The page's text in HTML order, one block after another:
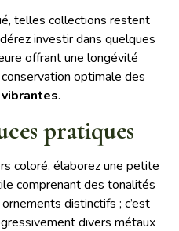
telles collections restent
investir dans quelques
offrant une longévité
conservation optimale des
.
pratiques
coloré, élaborez une petite
comprenant des tonalités
distinctifs ; c’est
divers métaux